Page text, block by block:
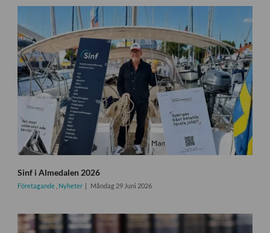
Sinf i Almedalen 2026
Företagande Nyheter Måndag 29 Juni 2026